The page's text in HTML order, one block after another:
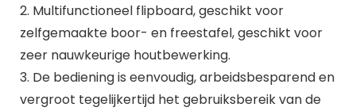
2. Multifunctioneel flipboard, geschikt voor
zelfgemaakte boor- en freestafel, geschikt voor
zeer nauwkeurige houtbewerking.
3. De bediening is eenvoudig, arbeidsbesparend en
vergroot tegelijkertijd het gebruiksbereik van de